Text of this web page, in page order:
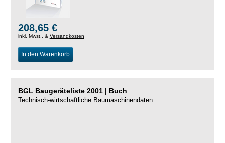
208,65 €
inkl. Mwst., & Versandkosten
In den Warenkorb
BGL Baugeräteliste 2001 | Buch
Technisch-wirtschaftliche Baumaschinendaten